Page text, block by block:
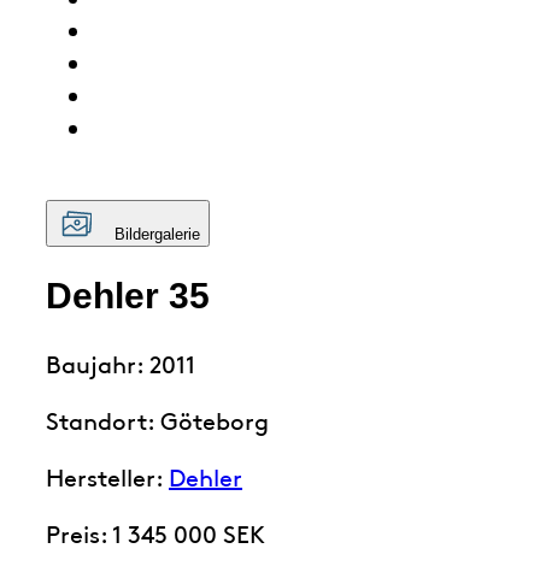
Bildergalerie
Dehler 35
Baujahr: 2011
Standort: Göteborg
Hersteller: Dehler
Preis: 1 345 000 SEK